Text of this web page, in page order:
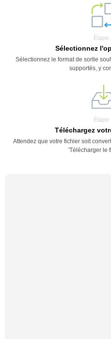
Étape
Sélectionnez
Sélectionnez le format de sortie
supportés, y
Étape
Téléchargez
Attendez que votre fichier soit
'Télécharger le